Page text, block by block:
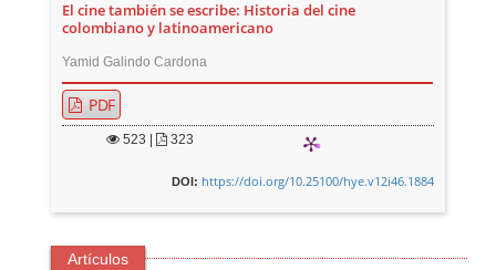
El cine también se escribe: Historia del cine
colombiano y latinoamericano
Yamid Galindo Cardona
PDF
523 323
DOI: https://doi.org/10.25100/hye.v12i46.1884
Artículos